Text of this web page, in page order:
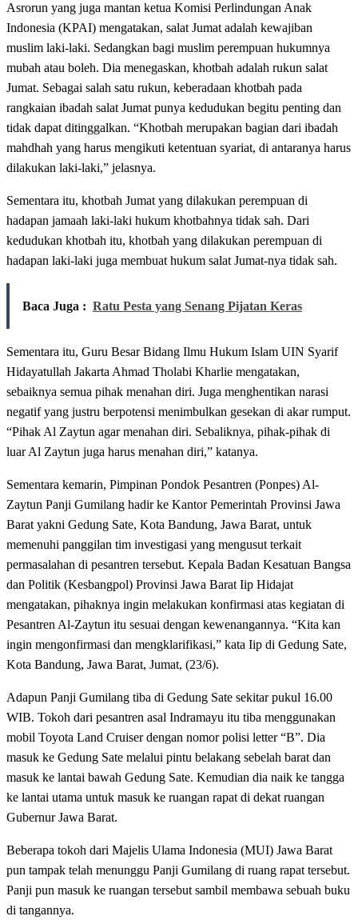
Asrorun yang juga mantan ketua Komisi Perlindungan Anak
Indonesia (KPAI) mengatakan, salat Jumat adalah kewajiban
muslim laki-laki. Sedangkan bagi muslim perempuan hukumnya
mubah atau boleh. Dia menegaskan, khotbah adalah rukun salat
Jumat. Sebagai salah satu rukun, keberadaan khotbah pada
rangkaian ibadah salat Jumat punya kedudukan begitu penting dan
tidak dapat ditinggalkan. “Khotbah merupakan bagian dari ibadah
mahdhah yang harus mengikuti ketentuan syariat, di antaranya harus
dilakukan laki-laki,” jelasnya.
Sementara itu, khotbah Jumat yang dilakukan perempuan di
hadapan jamaah laki-laki hukum khotbahnya tidak sah. Dari
kedudukan khotbah itu, khotbah yang dilakukan perempuan di
hadapan laki-laki juga membuat hukum salat Jumat-nya tidak sah.
Baca Juga : Ratu Pesta yang Senang Pijatan Keras
Sementara itu, Guru Besar Bidang Ilmu Hukum Islam UIN Syarif
Hidayatullah Jakarta Ahmad Tholabi Kharlie mengatakan,
sebaiknya semua pihak menahan diri. Juga menghentikan narasi
negatif yang justru berpotensi menimbulkan gesekan di akar rumput.
“Pihak Al Zaytun agar menahan diri. Sebaliknya, pihak-pihak di
luar Al Zaytun juga harus menahan diri,” katanya.
Sementara kemarin, Pimpinan Pondok Pesantren (Ponpes) Al-
Zaytun Panji Gumilang hadir ke Kantor Pemerintah Provinsi Jawa
Barat yakni Gedung Sate, Kota Bandung, Jawa Barat, untuk
memenuhi panggilan tim investigasi yang mengusut terkait
permasalahan di pesantren tersebut. Kepala Badan Kesatuan Bangsa
dan Politik (Kesbangpol) Provinsi Jawa Barat Iip Hidajat
mengatakan, pihaknya ingin melakukan konfirmasi atas kegiatan di
Pesantren Al-Zaytun itu sesuai dengan kewenangannya. “Kita kan
ingin mengonfirmasi dan mengklarifikasi,” kata Iip di Gedung Sate,
Kota Bandung, Jawa Barat, Jumat, (23/6).
Adapun Panji Gumilang tiba di Gedung Sate sekitar pukul 16.00
WIB. Tokoh dari pesantren asal Indramayu itu tiba menggunakan
mobil Toyota Land Cruiser dengan nomor polisi letter “B”. Dia
masuk ke Gedung Sate melalui pintu belakang sebelah barat dan
masuk ke lantai bawah Gedung Sate. Kemudian dia naik ke tangga
ke lantai utama untuk masuk ke ruangan rapat di dekat ruangan
Gubernur Jawa Barat.
Beberapa tokoh dari Majelis Ulama Indonesia (MUI) Jawa Barat
pun tampak telah menunggu Panji Gumilang di ruang rapat tersebut.
Panji pun masuk ke ruangan tersebut sambil membawa sebuah buku
di tangannya.